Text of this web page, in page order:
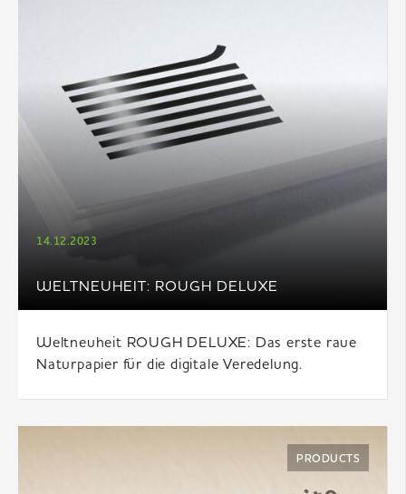
WELTNEUHEIT: ROUGH DELUXE
14.12.2023
Weltneuheit ROUGH DELUXE: Das erste raue
Naturpapier für die digitale Veredelung.
PRODUCTS